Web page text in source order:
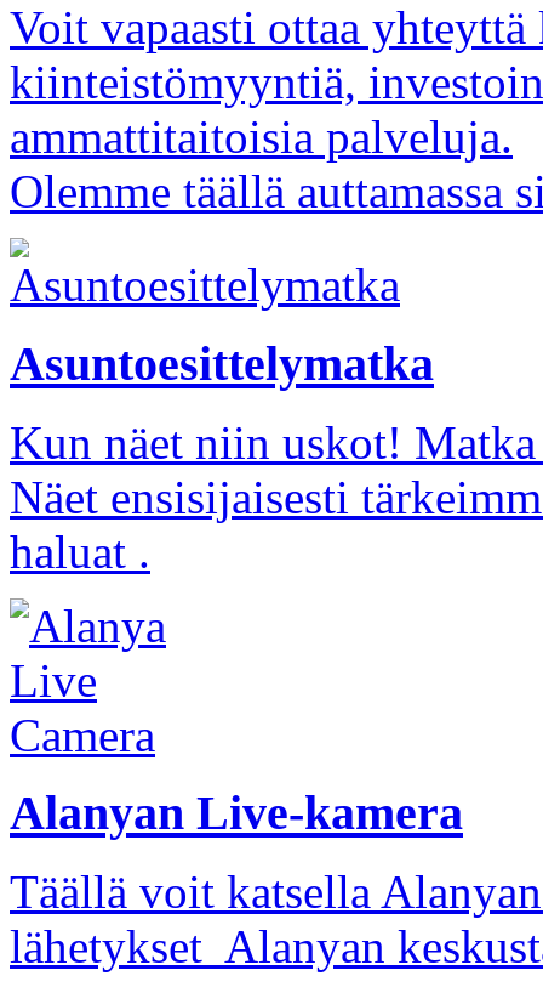
Voit vapaasti ottaa
kiinteistömyyntiä,
ammattitaitoisia palveluja.
Olemme täällä auttamassa
Asuntoesittelymatka
Kun näet niin uskot!
Näet ensisijaisesti
haluat .
Alanyan Live-kamera
Täällä voit katsella
lähetykset Alanyan